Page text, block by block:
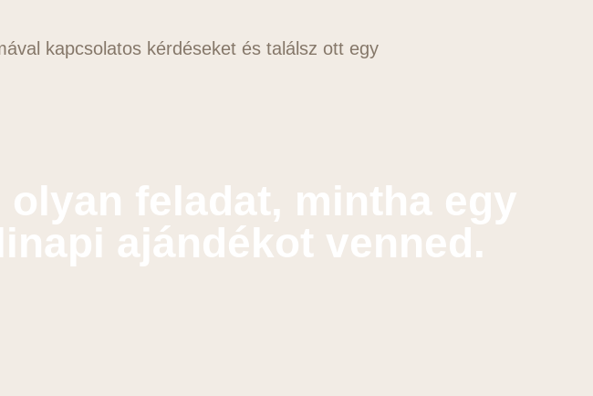
kapcsolatos kérdéseket és találsz ott egy
feladat, mintha egy
ajándékot venned.